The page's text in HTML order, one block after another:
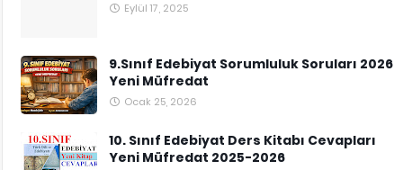
Eylül 17, 2025
9.Sınıf Edebiyat Sorumluluk Soruları 2026
Yeni Müfredat
Ocak 25, 2026
10. Sınıf Edebiyat Ders Kitabı Cevapları
Yeni Müfredat 2025-2026